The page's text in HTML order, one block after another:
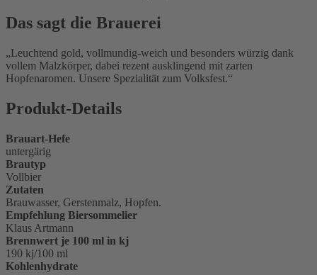
Das sagt die Brauerei
Leuchtend gold, vollmundig-weich und besonders würzig dank
vollem Malzkörper, dabei rezent ausklingend mit zarten
Hopfenaromen. Unsere Spezialität zum Volksfest.
Produkt-Details
Brauart-Hefe
untergärig
Brautyp
Vollbier
Zutaten
Brauwasser, Gerstenmalz, Hopfen.
Empfehlung Biersommelier
Klaus Artmann
Brennwert je 100 ml in kj
190 kj/100 ml
Kohlenhydrate